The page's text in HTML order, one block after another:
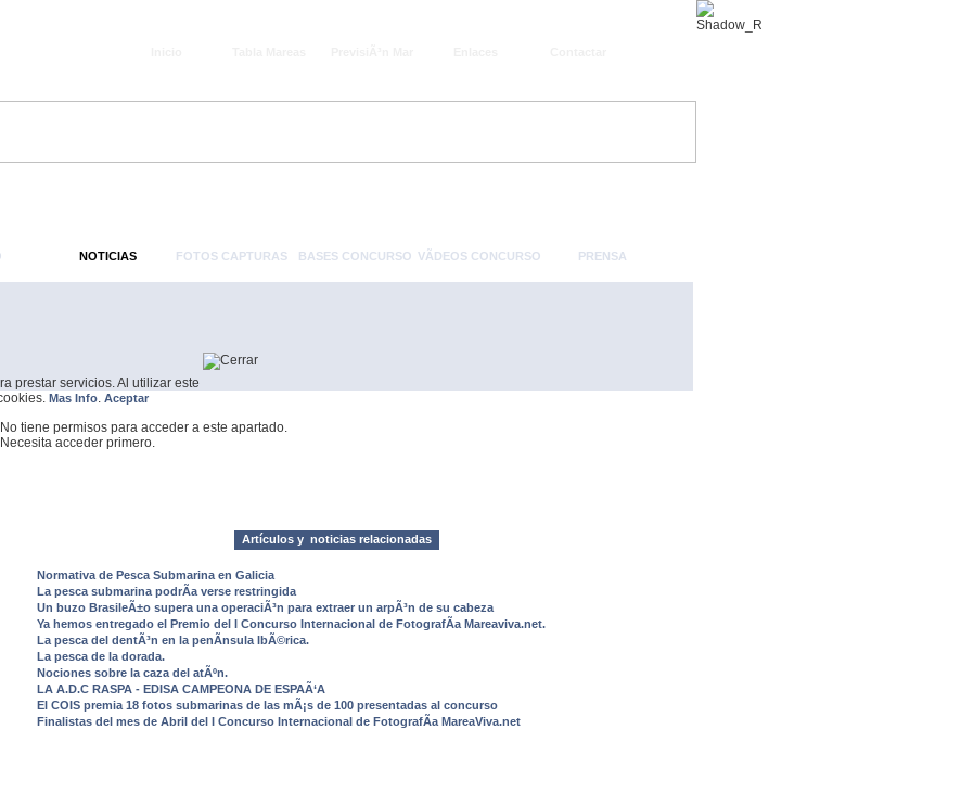
prestar servicios. Al utilizar este
Mas Info. Aceptar
NOTICIAS FOTOS CAPTURAS BASES CONCURSO VÃ­DEOS CONCURSO PRENSA
No tiene permisos para acceder a este apartado.
Necesita acceder primero.
Artículos y noticias relacionadas
Normativa de Pesca Submarina en Galicia
La pesca submarina podrÃ­a verse restringida
Un buzo BrasileÃ±o supera una operaciÃ³n para extraer un arpÃ³n de su cabeza
Ya hemos entregado el Premio del I Concurso Internacional de FotografÃ­a Mareaviva.net.
La pesca del dentÃ³n en la penÃ­nsula IbÃ©rica.
La pesca de la dorada.
Nociones sobre la caza del atÃºn.
LA A.D.C RASPA - EDISA CAMPEONA DE ESPAÃ‘A
El COIS premia 18 fotos submarinas de las mÃ¡s de 100 presentadas al concurso
Finalistas del mes de Abril del I Concurso Internacional de FotografÃ­a MareaViva.net